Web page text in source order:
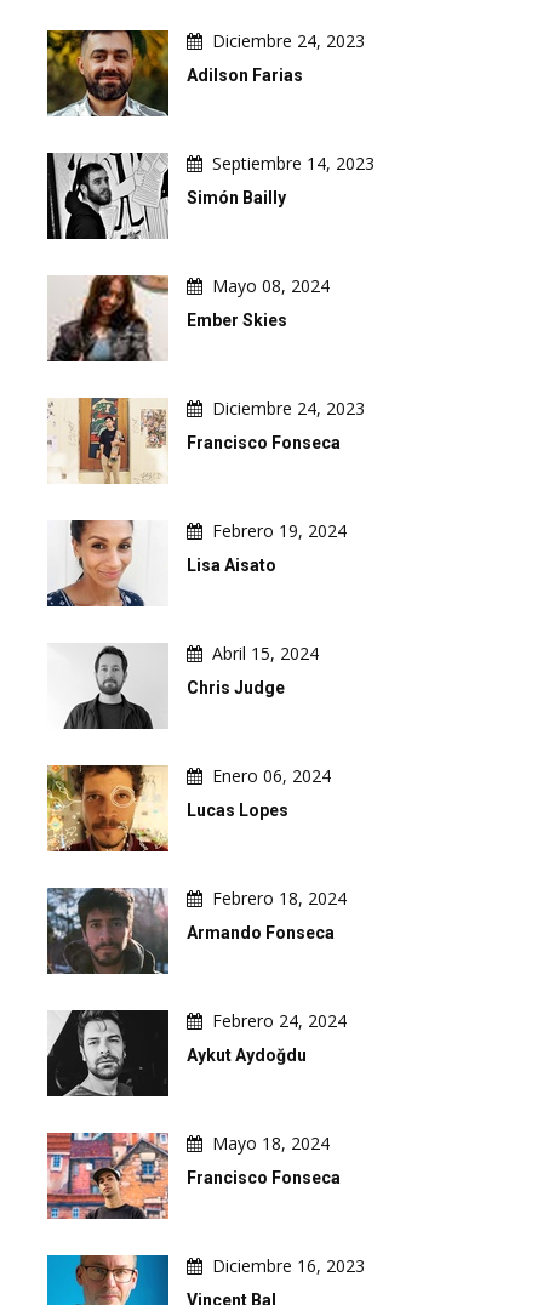
Diciembre 24, 2023
Adilson Farias
Septiembre 14, 2023
Simón Bailly
Mayo 08, 2024
Ember Skies
Diciembre 24, 2023
Francisco Fonseca
Febrero 19, 2024
Lisa Aisato
Abril 15, 2024
Chris Judge
Enero 06, 2024
Lucas Lopes
Febrero 18, 2024
Armando Fonseca
Febrero 24, 2024
Aykut Aydoğdu
Mayo 18, 2024
Francisco Fonseca
Diciembre 16, 2023
Vincent Bal